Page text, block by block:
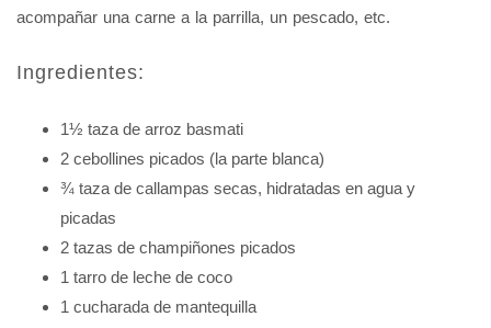
acompañar una carne a la parrilla, un pescado, etc.
Ingredientes:
1½ taza de arroz basmati
2 cebollines picados (la parte blanca)
¾ taza de callampas secas, hidratadas en agua y
picadas
2 tazas de champiñones picados
1 tarro de leche de coco
1 cucharada de mantequilla